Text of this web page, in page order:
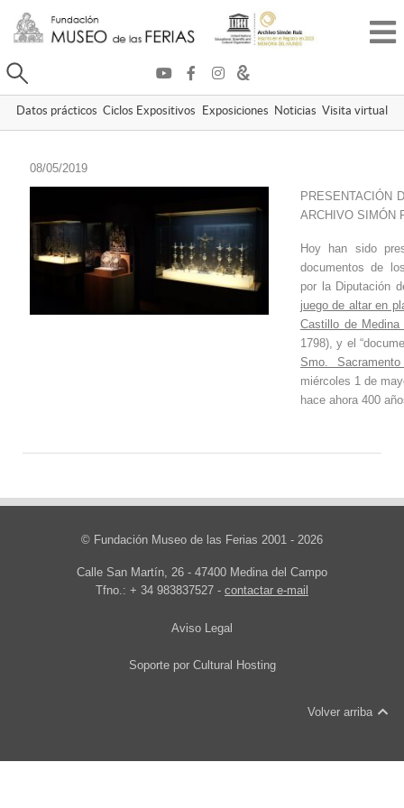
Buscar
Datos prácticos Ciclos Expositivos Exposiciones Noticias Visita virtual
08/05/2019
PRESENTACIÓN
ARCHIVO SIMÓN
Hoy han sido
documentos de
por la Diputación
juego de altar en
Castillo de Medina
1798), y el
Smo.
miércoles 1 de
hace ahora 400
© Fundación Museo de las Ferias 2001 - 2026
Calle San Martín, 26 - 47400 Medina del Campo
Tfno.: + 34 983837527 - contactar e-mail
Aviso Legal
Soporte por Cultural Hosting
Volver arriba